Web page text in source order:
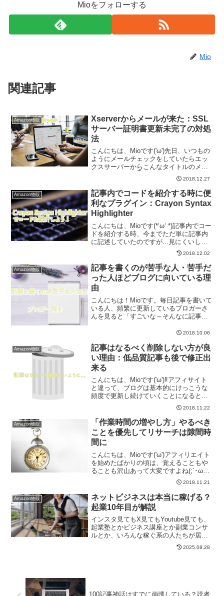
Mioをフォローする
Mio
関連記事
Amazon物販
Xserverからメールが来た：SSL
サーバー証明書更新未完了の対処
法
こんにちは、Mioです('ω')先日、いつもの
ようにメールチェックをしていたらエッ
クスサーバーからこんなタイトルのメー
ルが届きました👇「■重要■ SSLサーバー
証明書(ドメイン名) 更新未完了のお知ら
せ」SSLサーバー証明書？更新未完
了？？...
2018.12.27
Amazon物販
記事内でコードを紹介する時に便
利なプラグイン：Crayon Syntax
Highlighter
こんにちは、Mioです(*‘ω‘ *)記事内でコー
ドを紹介する時、今までただ単に記事内
に記述していたのですが...見にくいし初
心者からするとコピペ漏れがあるかもし
れない‼と気づきました。そこで、もっと
見やすくてワンクリックでもコピペ出来
ない...
2018.12.02
Amazon物販
記事を書くのが苦手な人・苦手だ
った人ほどブログに向いている理
由
こんにちは！Mioです。毎日記事を書いて
いる人、頻繁に更新しているブロガーさ
んを見ると「すごいな～そんなに記事書
いと思います。きっと、好きだから続け
に記事を書くのが...
2018.10.06
Amazon物販
記事はなるべく削除しない方が良
い理由：低品質記事も後で修正出
来る
こんにちは、Mioです('ω')‼アフィサイト
と違って、ブログは基本的にけっこうな
頻度で更新し続けていくことになると思
うので気づけば膨大な数の記事が溜まっ
たりします💡その中で、「あーこれは低
品質な記事だな...」と思うものも出てく
るものです...
2018.11.22
Amazon物販
「作業時間の増やし方」やるべき
ことを優先してリサーチは隙間時
間に
こんにちは、Mioです('ω')アフィリエイト
を始めたばかりの頃は、覚えることもや
ることも沢山あって大変ですよね(;´･ω･)
💦作業時間が一番大事って言うけれど、
でもその前に少しは調べないと何から始
めて良いのかわからないし...調べ始めた
ら...
2018.11.21
Amazon物販
ネットビジネスは本当に稼げる？
起業10年目が解説
インスタ見てもX見てもYoutube見ても、
起業塾とかビジネス講座とか副業コンサ
ルとか、いろんな稼ぐ系の人たちが居て
たくさんの情報がありますよね。で、ネ
ット系のビジネスって本当に稼げるのか
2025.08.28
100記事神話はすでに崩壊している？読者